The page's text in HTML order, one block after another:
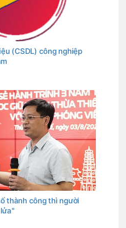
(CSDL) công nghiệp
thành công thì người